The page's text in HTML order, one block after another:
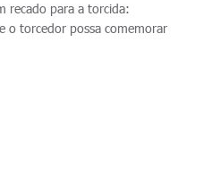
recado para a torcida:
o torcedor possa comemorar